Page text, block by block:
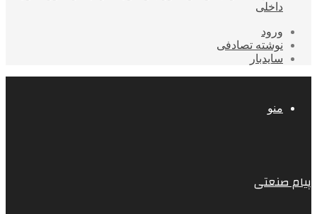
داخلی
ورود
نوشته تصادفی
سایدبار
منو
پیام صنعتی